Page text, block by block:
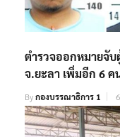
ตำรวจออกหมายจั
จ.ยะลา เพิ่มอีก 6 ค
Byกองบรรณาธิการ 1